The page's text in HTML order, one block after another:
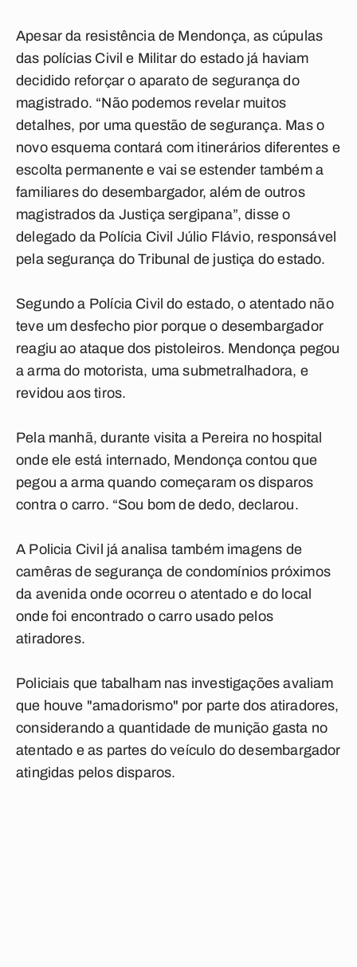
Apesar da resistência de Mendonça, as cúpulas
das polícias Civil e Militar do estado já haviam
decidido reforçar o aparato de segurança do
magistrado. “Não podemos revelar muitos
detalhes, por uma questão de segurança. Mas o
novo esquema contará com itinerários diferentes e
escolta permanente e vai se estender também a
familiares do desembargador, além de outros
magistrados da Justiça sergipana”, disse o
delegado da Polícia Civil Júlio Flávio, responsável
pela segurança do Tribunal de justiça do estado.
Segundo a Polícia Civil do estado, o atentado não
teve um desfecho pior porque o desembargador
reagiu ao ataque dos pistoleiros. Mendonça pegou
a arma do motorista, uma submetralhadora, e
revidou aos tiros.
Pela manhã, durante visita a Pereira no hospital
onde ele está internado, Mendonça contou que
pegou a arma quando começaram os disparos
contra o carro. “Sou bom de dedo, declarou.
A Policia Civil já analisa também imagens de
camêras de segurança de condomínios próximos
da avenida onde ocorreu o atentado e do local
onde foi encontrado o carro usado pelos
atiradores.
Policiais que tabalham nas investigações avaliam
que houve "amadorismo" por parte dos atiradores,
considerando a quantidade de munição gasta no
atentado e as partes do veículo do desembargador
atingidas pelos disparos.